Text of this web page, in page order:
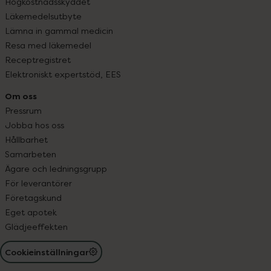
Läkemedelsutbyte
Lämna in gammal medicin
Resa med läkemedel
Receptregistret
Elektroniskt expertstöd, EES
Om oss
Pressrum
Jobba hos oss
Hållbarhet
Samarbeten
Ägare och ledningsgrupp
För leverantörer
Företagskund
Eget apotek
Glädjeeffekten
Cookieinställningar